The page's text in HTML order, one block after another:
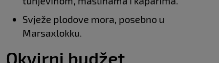
Svježe plodove mora, posebno u
Marsaxlokku.
Okvirni budžet